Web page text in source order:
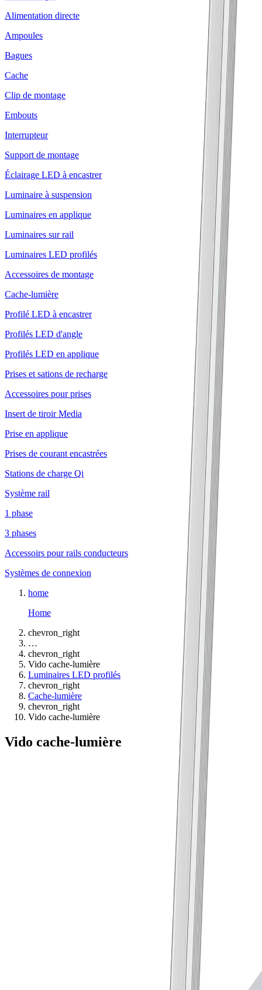
Alimentation directe
Ampoules
Bagues
Cache
Clip de montage
Embouts
Interrupteur
Support de montage
Éclairage LED à encastrer
Luminaire à suspension
Luminaires en applique
Luminaires sur rail
Luminaires LED profilés
Accessoires de montage
Cache-lumière
Profilé LED à encastrer
Profilés LED d'angle
Profilés LED en applique
Prises et sations de recharge
Accessoires pour prises
Insert de tiroir Media
Prise en applique
Prises de courant encastrées
Stations de charge Qi
Système rail
1 phase
3 phases
Accessoirs pour rails conducteurs
Systèmes de connexion
home
Home
chevron_right
…
chevron_right
Vido cache-lumière
Luminaires LED profilés
chevron_right
Cache-lumière
chevron_right
Vido cache-lumière
Vido cache-lumière